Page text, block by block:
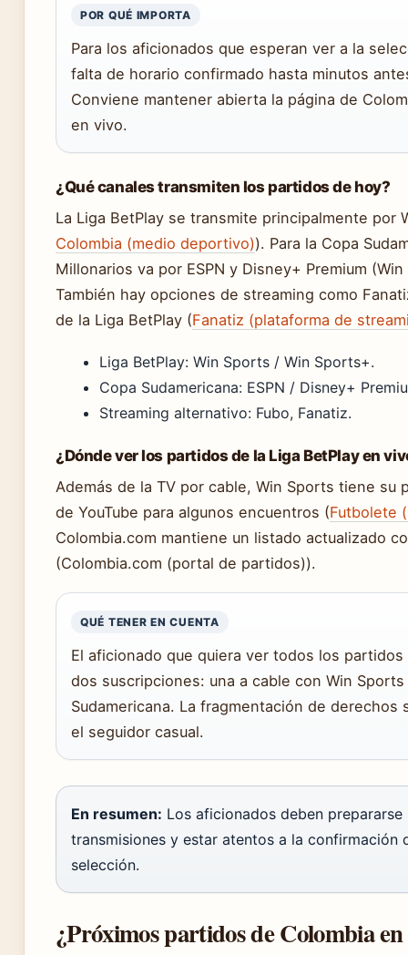
POR QUÉ IMPORTA
Para los aficionados que esperan ver a la
falta de horario confirmado hasta minutos
Conviene mantener abierta la página de
en vivo.
¿Qué canales transmiten los partidos de hoy?
La Liga BetPlay se transmite principalmente por
Colombia (medio deportivo)). Para la Copa
Millonarios va por ESPN y Disney+ Premium
También hay opciones de streaming como
de la Liga BetPlay (Fanatiz (plataforma de
Liga BetPlay: Win Sports / Win Sports+.
Copa Sudamericana: ESPN / Disney+
Streaming alternativo: Fubo, Fanatiz.
¿Dónde ver los partidos de la Liga BetPlay en
Además de la TV por cable, Win Sports tiene su
de YouTube para algunos encuentros (Futbolete
Colombia.com mantiene un listado actualizado
(Colombia.com (portal de partidos)).
QUÉ TENER EN CUENTA
El aficionado que quiera ver todos los
dos suscripciones: una a cable con Win
Sudamericana. La fragmentación de derechos
el seguidor casual.
En resumen: Los aficionados deben
transmisiones y estar atentos a la
selección.
¿Próximos partidos de Colombia